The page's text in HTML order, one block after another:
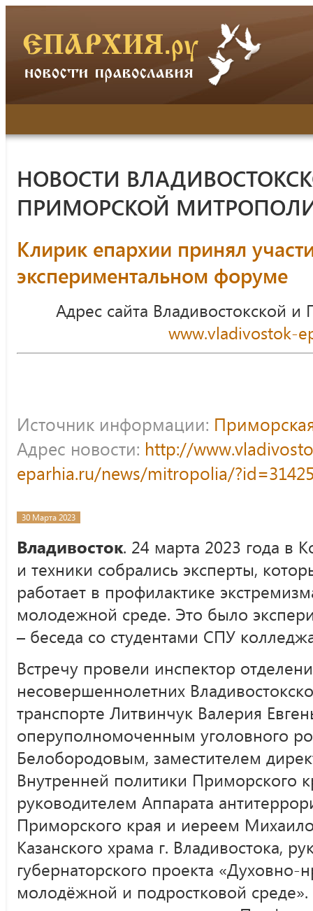
НОВОСТИ
ПРИМОРСКОЙ
Клирик епархии принял
экспериментальном форуме
Адрес сайта Владивостокской
www.vladivostok-
Источник информации:
Адрес новости: http://
eparhia.ru/news/mitropolia/
30 Марта 2023
Владивосток. 24 марта 2023 года в
и техники собрались эксперты,
работает в профилактике
молодежной среде. Это было
– беседа со студентами СПУ
Встречу провели инспектор
несовершеннолетних
транспорте Литвинчук Валерия
оперуполномоченным уголовного
Белобородовым, заместителем
Внутренней политики Приморского
руководителем Аппарата
Приморского края и иереем
Казанского храма г. Владивостока,
губернаторского проекта «Духовно-
молодёжной и подростковой